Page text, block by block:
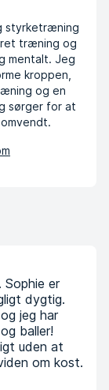
styrketræning
træning og
mentalt. Jeg
kroppen,
og en
sørger for at
er
dygtig.
jeg har
baller!
uden at
om kost.